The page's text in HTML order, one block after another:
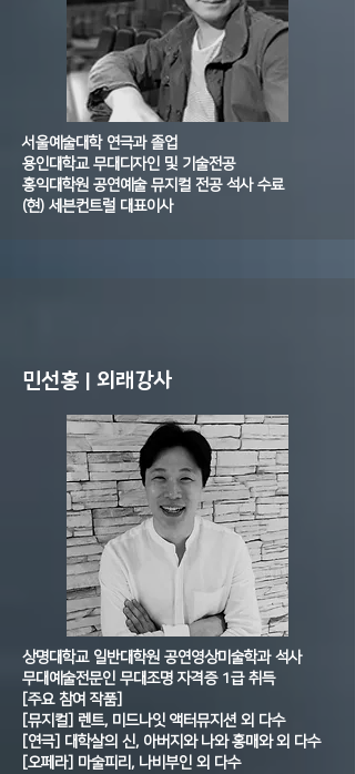
서울예술대학 연극과 졸업
용인대학교 무대디자인 및 기술전공
홍익대학원 공연예술 뮤지컬 전공 석사 수료
(현) 세븐컨트럴 대표이사
민선홍 | 외래강사
상명대학교 일반대학원 공연영상미술학과 석사
무대예술전문인 무대조명 자격증 1급 취득
[주요 참여 작품]
[뮤지컬] 렌트, 미드나잇 액터뮤지션 외 다수
[연극] 대학살의 신, 아버지와 나와 홍매와 외 다수
[오페라] 마술피리, 나비부인 외 다수